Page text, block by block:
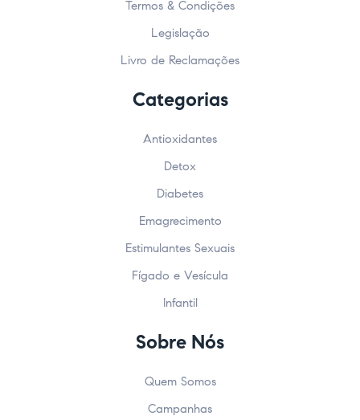
Termos & Condições
Legislação
Livro de Reclamações
Categorias
Antioxidantes
Detox
Diabetes
Emagrecimento
Estimulantes Sexuais
Fígado e Vesícula
Infantil
Sobre Nós
Quem Somos
Campanhas